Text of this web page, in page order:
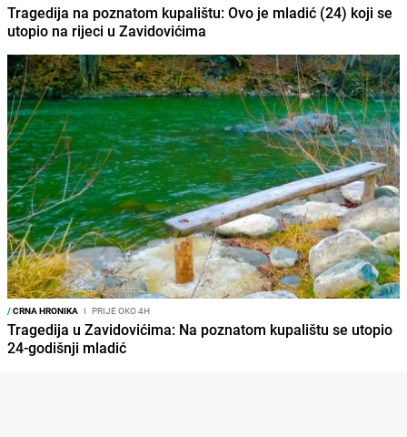
Tragedija na poznatom kupalištu: Ovo je mladić (24) koji se
utopio na rijeci u Zavidovićima
/CRNA HRONIKA I PRIJE OKO 4H
Tragedija u Zavidovićima: Na poznatom kupalištu se utopio
24-godišnji mladić